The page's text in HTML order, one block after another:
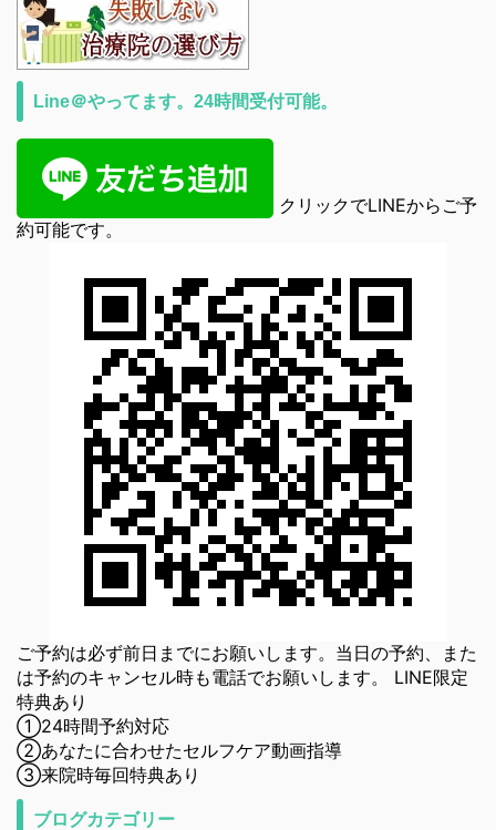
Line＠やってます。24時間受付可能。
クリックでLINEからご予
約可能です。
ご予約は必ず前日までにお願いします。当日の予約、また
は予約のキャンセル時も電話でお願いします。 LINE限定
特典あり
①24時間予約対応
②あなたに合わせたセルフケア動画指導
③来院時毎回特典あり
ブログカテゴリー